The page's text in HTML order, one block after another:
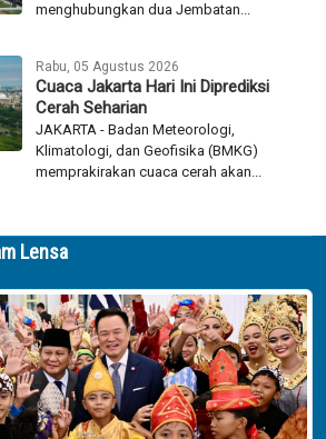
menghubungkan dua Jembatan...
Rabu, 05 Agustus 2026
Cuaca Jakarta Hari Ini Diprediksi
Cerah Seharian
JAKARTA - Badan Meteorologi,
Klimatologi, dan Geofisika (BMKG)
memprakirakan cuaca cerah akan...
Lensa